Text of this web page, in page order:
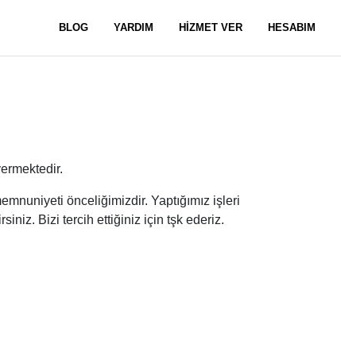
BLOG YARDIM HİZMET VER HESABIM
önceliğimizdir. Yaptığımız işleri
Bizi tercih ettiğiniz için tşk ederiz.